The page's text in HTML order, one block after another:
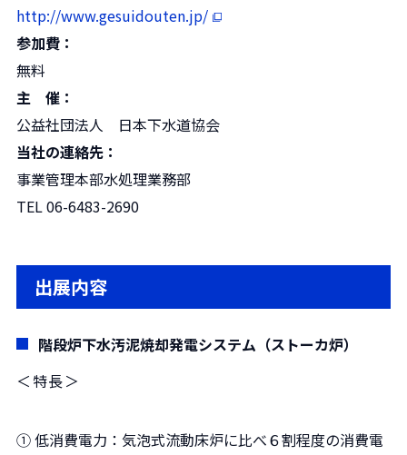
http://www.gesuidouten.jp/
参加費 ：
無料
主 催 ：
公益社団法人 日本下水道協会
当社の連絡先 ：
事業管理本部水処理業務部
TEL06-6483-2690
出展内容
階段炉下水汚泥焼却発電システム（ストーカ炉）
＜特長＞
① 低消費電力：気泡式流動床炉に比べ６割程度の消費電